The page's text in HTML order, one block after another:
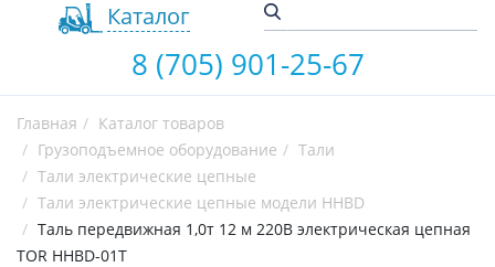
Каталог
8 (705) 901-25-67
Главная
Каталог товаров
Грузоподъемное оборудование
Тали
Тали электрические цепные
Тали электрические цепные модели HHBD
Таль передвижная 1,0т 12 м 220В электрическая цепная
TOR HHBD-01T